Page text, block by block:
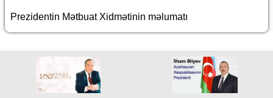
Prezidentin Mətbuat Xidmətinin məlumatı